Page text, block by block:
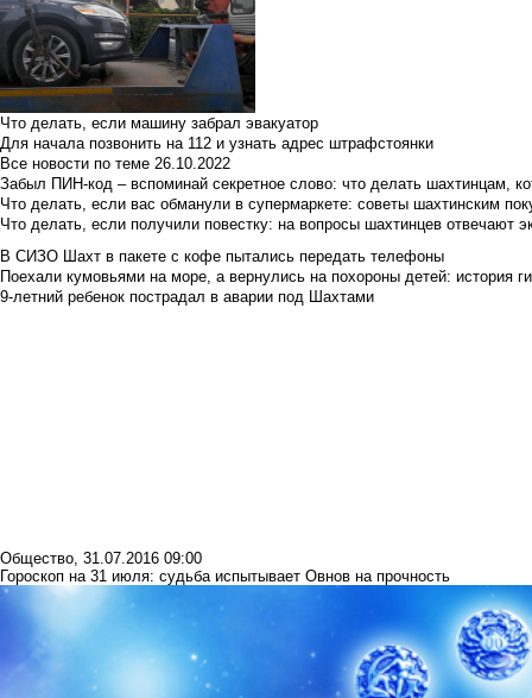
Что делать, если машину забрал эвакуатор
Для начала позвонить на 112 и узнать адрес штрафстоянки
Все новости по теме 26.10.2022
Забыл ПИН-код – вспоминай секретное слово: что делать шахтинцам,
Что делать, если вас обманули в супермаркете: советы шахтинским
Что делать, если получили повестку: на вопросы шахтинцев отвечают
В СИЗО Шахт в пакете с кофе пытались передать телефоны
Поехали кумовьями на море, а вернулись на похороны детей: история
9-летний ребенок пострадал в аварии под Шахтами
Общество, 31.07.2016 09:00
Гороскоп на 31 июля: судьба испытывает Овнов на прочность